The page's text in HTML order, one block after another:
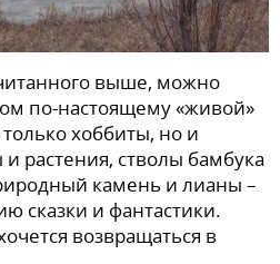
выше, можно
по-настоящему «живой»
хоббиты, но и
растения, стволы бамбука
камень и лианы –
сказки и фантастики.
возвращаться в